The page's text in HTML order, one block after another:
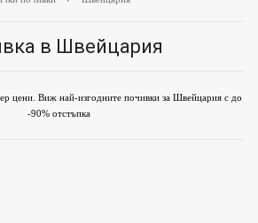
в Швейцария
цени. Виж най-изгодните почивки за Швейцария с до
-90% отстъпка